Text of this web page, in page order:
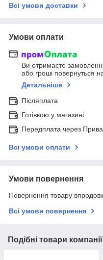
Всі умови доставки
Умови оплати
Ви отримаєте
або гроші повернуться
Детальніше
Післяплата
Готівкою у магазині
Передплата через
Всі умови оплати
Умови повернення
Повернення товару
Всі умови повернення
Подібні товари компанії